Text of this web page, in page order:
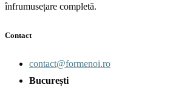
înfrumusețare completă.
Contact
contact@formenoi.ro
București